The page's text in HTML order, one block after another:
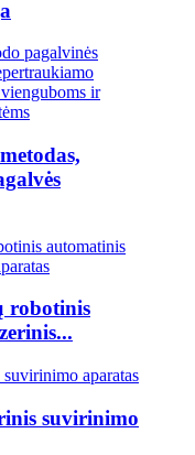
robotinis
suvirinimo